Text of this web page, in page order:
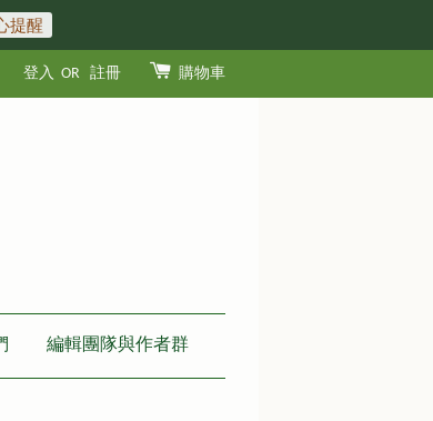
提醒
登入 OR 註冊 購物車
編輯團隊與作者群